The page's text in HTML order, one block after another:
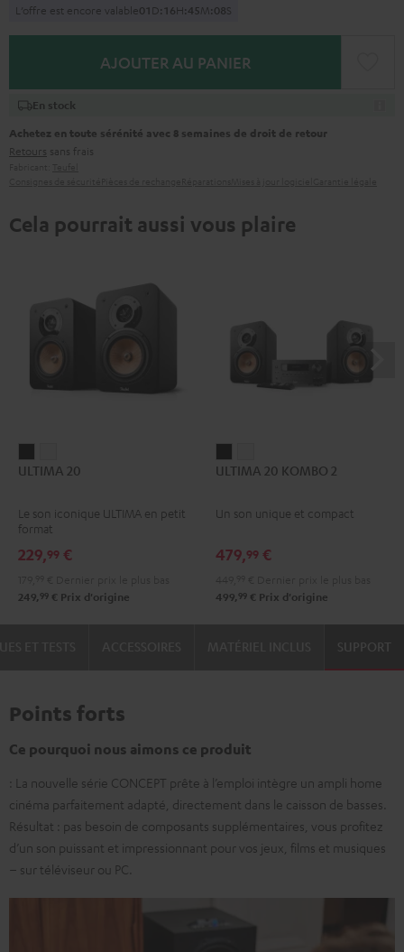
L’offre est encore valable01D:16H:45M:07S
AJOUTER AU PANIER
En stock
Achetez en toute sérénité avec 8 semaines de droit de retour
Retours sans frais
Cela pourrait aussi vous plaire
20 20
ULTIMA 20
Le son iconique ULTIMA en petit
format
229,99 €
249, 99 € Prix d'origine
20
2
20
2
ULTIMA 20 KOMBO 2
Un son unique et compact
479,99 €
499, 99 € Prix d'origine
SUPPORT
Points forts
Ce pourquoi nous aimons ce produit
: La nouvelle série CONCEPT prête à l’emploi intègre un ampli home
cinéma parfaitement adapté, directement dans le caisson de basses.
Résultat : pas besoin de composants supplémentaires, vous profitez
d’un son puissant et impressionnant pour vos jeux, films et musiques
– sur téléviseur ou PC.